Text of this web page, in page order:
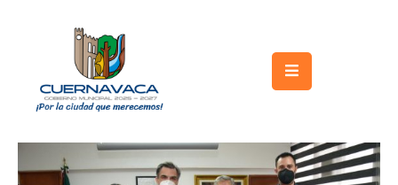
Gobierno
Turismo